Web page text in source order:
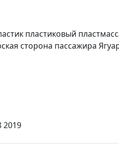
пластиковый
сторона пассажира
2019